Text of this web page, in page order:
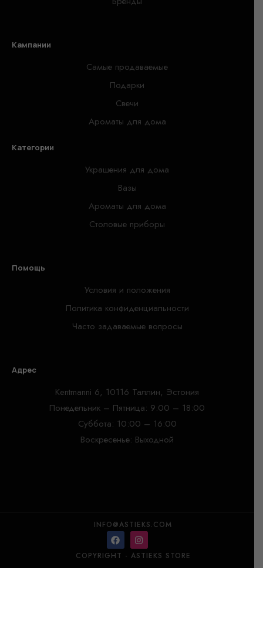
Кампании
Самые продаваемые
Подарки
Свечи
Ароматы для дома
Категории
Украшения для дома
Вазы
Ароматы для дома
Столовые приборы
Помощь
Условия и положения
Политика конфиденциальности
Часто задаваемые вопросы
Адрес
Kentmanni 6, 10116 Таллин, Эстония
Понедельник – Пятница: 9:00 – 18:00
Суббота: 10:00 – 16:00
Воскресенье: Выходной
INFO@ASTIEKS.COM
COPYRIGHT - ASTIEKS STORE